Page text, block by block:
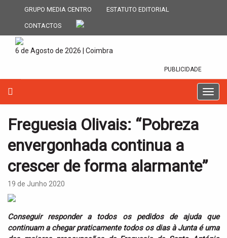
GRUPO MEDIA CENTRO ESTATUTO EDITORIAL
CONTACTOS
6 de Agosto de 2026 | Coimbra
PUBLICIDADE
T
o
t
i
Freguesia Olivais: “Pobreza
envergonhada continua a
crescer de forma alarmante”
19 de Junho 2020
Conseguir responder a todos os pedidos de ajuda que
continuam a chegar praticamente todos os dias à Junta é uma